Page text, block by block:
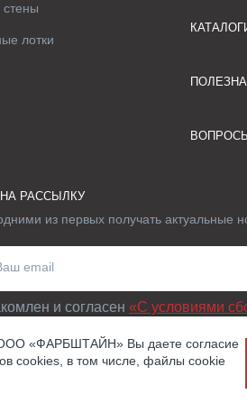
лотки
РАССЫЛКУ
из первых получать актуальные
и согласен «C условиями
ОБРАБОТКИ ПЕРСОНАЛЬНЫХ
ООО «ФАРБШТАЙН» Вы даете согласие
cookies, в том числе, файлы cookie